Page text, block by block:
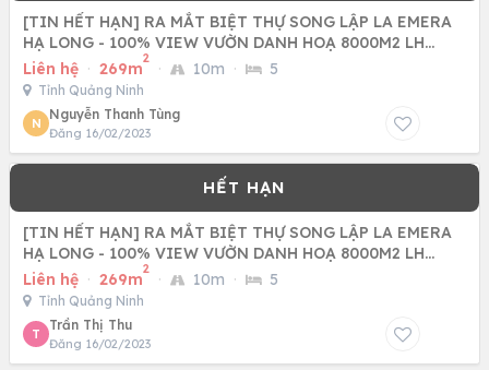
[TIN HẾT HẠN] RA MẮT BIỆT THỰ SONG LẬP LA EMERA
HẠ LONG - 100% VIEW VƯỜN DANH HOẠ 8000M2 LH
0976655859
Liên hệ · 269m
2
· 10m · 5
Tỉnh Quảng Ninh
N
Nguyễn Thanh Tùng
Đăng 16/02/2023
[TIN HẾT HẠN] RA MẮT BIỆT THỰ SONG LẬP LA EMERA
HẠ LONG - 100% VIEW VƯỜN DANH HOẠ 8000M2 LH
0927467979
Liên hệ · 269m
2
· 10m · 5
Tỉnh Quảng Ninh
T
Trần Thị Thu
Đăng 16/02/2023